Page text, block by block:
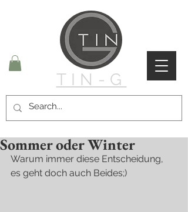
TIN-G
Sommer oder Winter
Warum immer diese Entscheidung,
es geht doch auch Beides;)